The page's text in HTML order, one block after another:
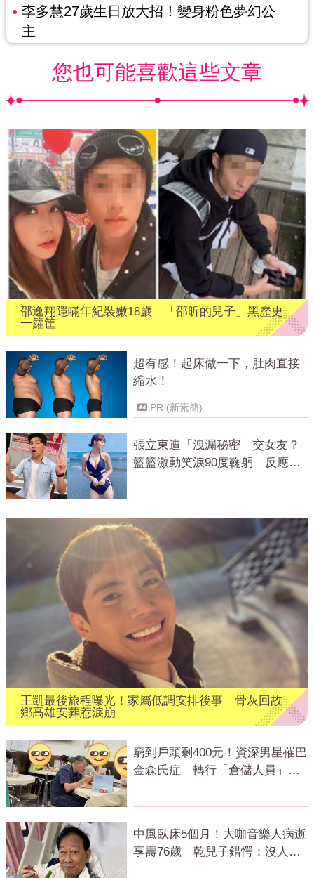
李多慧27歲生日放大招！變身粉色夢幻公
主
您也可能喜歡這些文章
邵逸翔隱瞞年紀裝嫩18歲 「邵昕的兒子」黑歷史
一籮筐
超有感！起床做一下，肚肉直接
縮水！
PR (新素簡)
張立東遭「洩漏秘密」交女友？
籃籃激動笑淚90度鞠躬 反應全
王凱最後旅程曝光！家屬低調安排後事 骨灰回故
鄉高雄安葬惹淚崩
窮到戶頭剩400元！資深男星罹巴
金森氏症 轉行「倉儲人員」求
中風臥床5個月！大咖音樂人病逝
享壽76歲 乾兒子錯愕：沒人通